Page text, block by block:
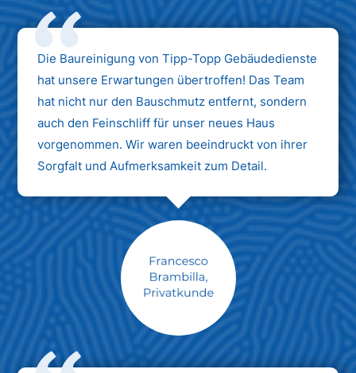
Max Mustermann
Unternehmen AG
Die Baureinigung von Tipp-Topp Gebäudedienste
hat unsere Erwartungen übertroffen! Das Team
hat nicht nur den Bauschmutz entfernt, sondern
auch den Feinschliff für unser neues Haus
vorgenommen. Wir waren beeindruckt von ihrer
Sorgfalt und Aufmerksamkeit zum Detail.
Max Mustermann
Unternehmen AG